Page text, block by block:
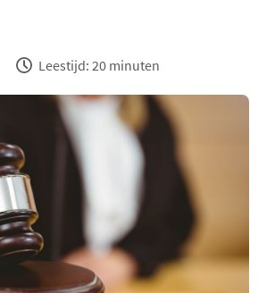
Leestijd: 20 minuten